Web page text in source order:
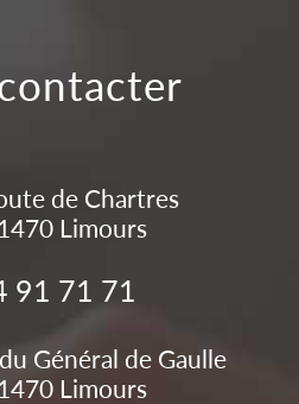
contacter
de Chartres
Limours
91 71 71
Général de Gaulle
Limours